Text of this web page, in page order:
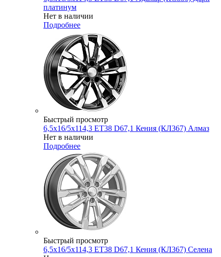
платинум
Нет в наличии
Подробнее
Быстрый просмотр
6,5x16/5x114,3 ET38 D67,1 Кения (КЛ367) Алмаз
Нет в наличии
Подробнее
Быстрый просмотр
6,5x16/5x114,3 ET38 D67,1 Кения (КЛ367) Селена